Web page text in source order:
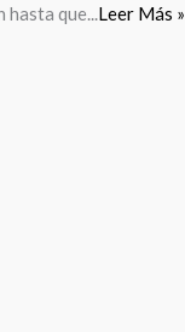
hasta que...Leer Más »